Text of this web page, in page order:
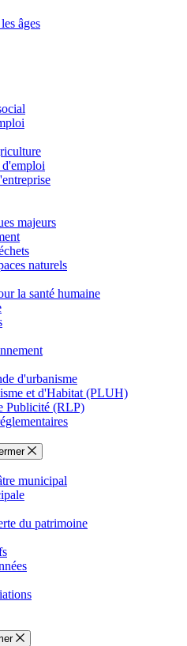
âges
d'emploi
majeurs
naturels
la santé humaine
d'urbanisme
et d'Habitat (PLUH)
Publicité (RLP)
municipal
du patrimoine